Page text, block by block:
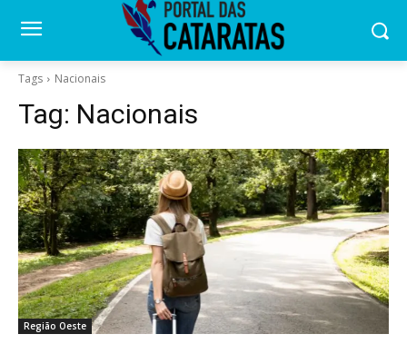
Tags Nacionais
Tag: Nacionais
Região Oeste